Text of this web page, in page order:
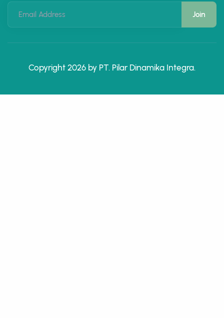
Email Address
Copyright 2026 by PT. Pilar Dinamika Integra.